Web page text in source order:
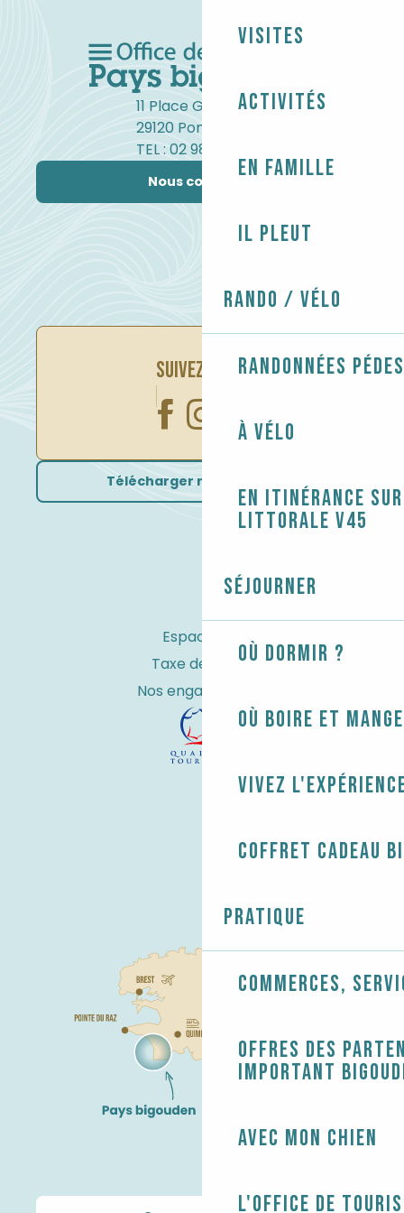
Visites
Activités
En famille
Il pleut
Rando / Vélo
Randonnées
À vélo
En itinérance
littorale V45
Séjourner
Où dormir ?
Où boire et
Vivez
Coffret cadeau
Pratique
Commerces,
Offres des
Important
Avec mon chien
L'Office de
11 Place Gambetta
29120 Pont-l'Abbé
TEL : 02 98 82 37 99
Nous contacter
SUIVEZ-NOUS
Télécharger nos brochures
Espace Pro
Taxe de séjour
Nos engagements